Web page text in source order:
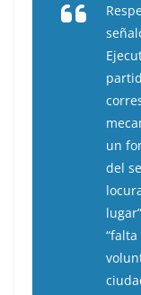
un
del